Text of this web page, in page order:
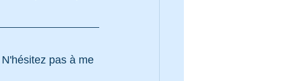
pas à me